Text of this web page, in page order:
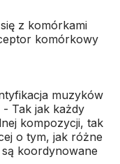
z komórkami
komórkowy
muzyków
- Tak jak każdy
kompozycji, tak
o tym, jak różne
koordynowane